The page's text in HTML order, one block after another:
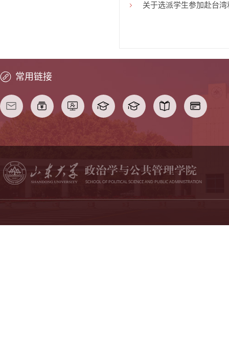
关于选派学生参加赴台
常用链接